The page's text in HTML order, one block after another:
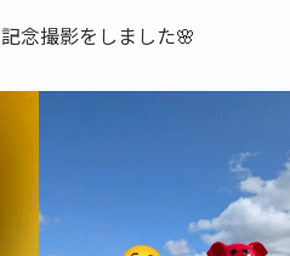
念撮影をしました🌸